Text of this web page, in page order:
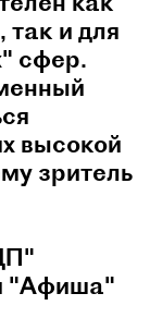
так и для
сфер.
высокой
зритель
"Афиша"